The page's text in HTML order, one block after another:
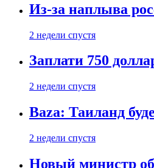
Из-за наплыва
2 недели спустя
Заплати 750
2 недели спустя
Baza: Таиланд
2 недели спустя
Новый министр